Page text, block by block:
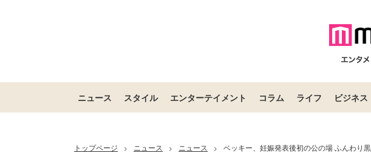
ニュース スタイル エンターテイメント コラム ライフ ビジネス
トップページ > ニュース > ニュース > ベッキー、妊娠発表後初の公の場 ふんわり